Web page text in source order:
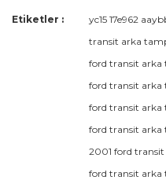
Bu ürüne ilk
Bu ürünün fiyat bilgisi,
kullanarak tarafımıza
Görüş ve önerileriniz için
Ürün açıklamasında
Etiketler : yc15 17e962
transit arka
ford transit
ford transit arka
ford transit
ford transit arka
2001 ford
ford transit arka